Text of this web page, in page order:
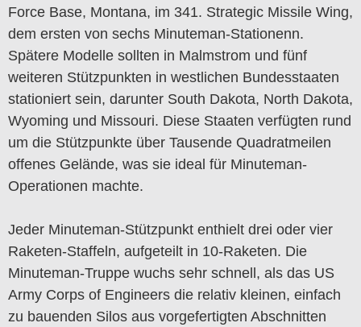
Force Base, Montana, im 341. Strategic Missile Wing,
dem ersten von sechs Minuteman-Stationenn.
Spätere Modelle sollten in Malmstrom und fünf
weiteren Stützpunkten in westlichen Bundesstaaten
stationiert sein, darunter South Dakota, North Dakota,
Wyoming und Missouri. Diese Staaten verfügten rund
um die Stützpunkte über Tausende Quadratmeilen
offenes Gelände, was sie ideal für Minuteman-
Operationen machte.
Jeder Minuteman-Stützpunkt enthielt drei oder vier
Raketen-Staffeln, aufgeteilt in 10-Raketen. Die
Minuteman-Truppe wuchs sehr schnell, als das US
Army Corps of Engineers die relativ kleinen, einfach
zu bauenden Silos aus vorgefertigten Abschnitten